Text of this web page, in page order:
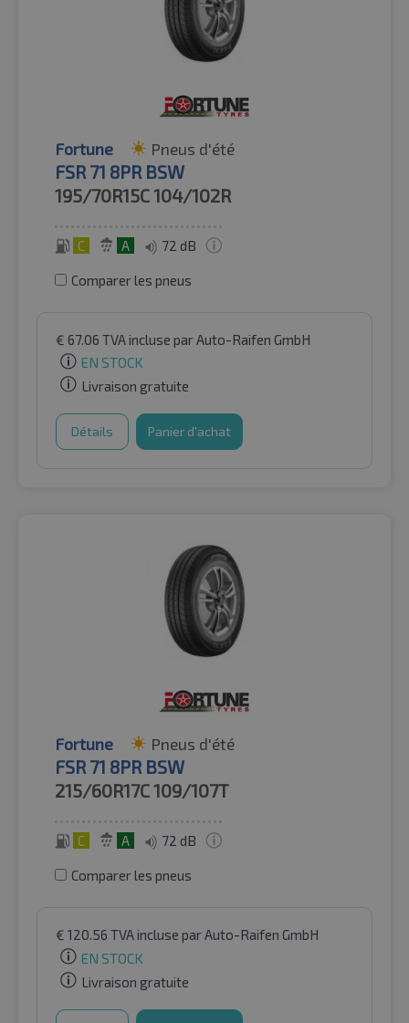
Fortune Pneus d'été
FSR 71 8PR BSW
195/70R15C104/102R
C A 72 dB
Comparer les pneus
€ 67.06 TVA incluse par Auto-Raifen GmbH
EN STOCK
Livraison gratuite
Détails Panier d'achat
Fortune Pneus d'été
FSR 71 8PR BSW
215/60R17C109/107T
C A 72 dB
Comparer les pneus
€ 120.56 TVA incluse par Auto-Raifen GmbH
EN STOCK
Livraison gratuite